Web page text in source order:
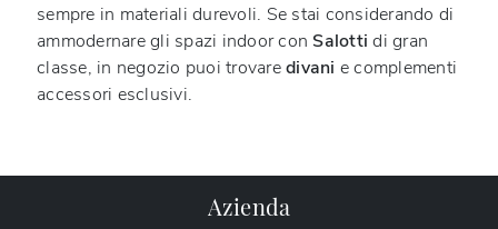
sempre in materiali durevoli. Se stai considerando di
ammodernare gli spazi indoor con Salotti di gran
classe, in negozio puoi trovaredivani e complementi
accessori esclusivi.
Azienda